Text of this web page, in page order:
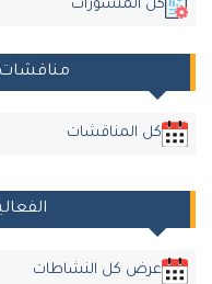
كل المنشورات
مناقشات
كل المناقشات
الفعاليات
عرض كل النشاطات